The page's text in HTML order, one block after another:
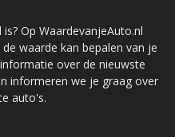
Op WaardevanjeAuto.nl
waarde kan bepalen van je
over de nieuwste
informeren we je graag over
auto's.